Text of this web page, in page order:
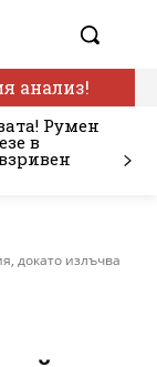
анализ!
Румен
в
докато излъчва